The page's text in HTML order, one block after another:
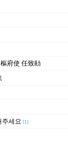
府使 任致勛
주세요 [1]